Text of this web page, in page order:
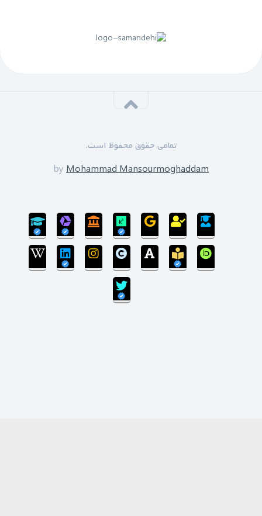
محمد منصورمقدم
سی‌ام‌ شهریورماه 1399:
بروزرسانی سایت پایان یافته است و سایت در مرحله
انتقال پایگاه داده می‌باشد.
تمامی حقوق محفوظ است.
by Mohammad Mansourmoghaddam